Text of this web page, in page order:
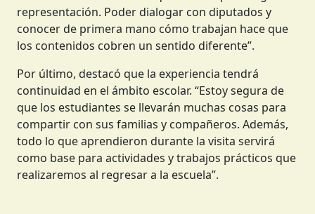
representación. Poder dialogar con diputados y
conocer de primera mano cómo trabajan hace que
los contenidos cobren un sentido diferente”.
Por último, destacó que la experiencia tendrá
continuidad en el ámbito escolar. “Estoy segura de
que los estudiantes se llevarán muchas cosas para
compartir con sus familias y compañeros. Además,
todo lo que aprendieron durante la visita servirá
como base para actividades y trabajos prácticos que
realizaremos al regresar a la escuela”.